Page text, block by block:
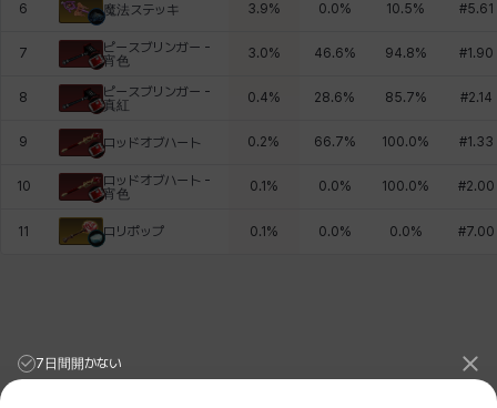
6 魔法ステッキ 3.9% 0.0% 10.5% #5.61
7
ピースブリンガー -
宵色
3.0% 46.6% 94.8% #1.90
8
ピースブリンガー -
真紅
0.4% 28.6% 85.7% #2.14
9 ロッドオブハート 0.2% 66.7% 100.0% #1.33
10
ロッドオブハート -
宵色
0.1 % 0.0% 100.0% #2.00
11 ロリポップ 0.1 % 0.0% 0.0% #7.00
7日間開かない